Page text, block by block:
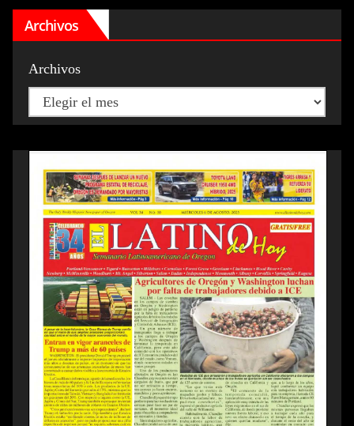
Archivos
Archivos